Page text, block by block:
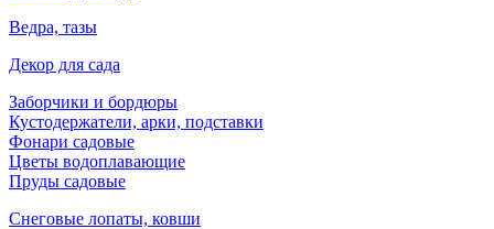
Ведра, тазы
Декор для сада
Заборчики и бордюры
Кустодержатели, арки, подставки
Фонари садовые
Цветы водоплавающие
Пруды садовые
Снеговые лопаты, ковши